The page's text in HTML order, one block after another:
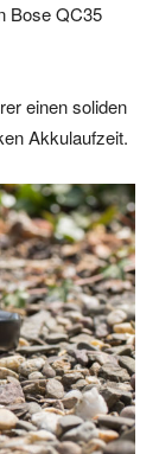
Bose QC35
einen soliden
Akkulaufzeit.